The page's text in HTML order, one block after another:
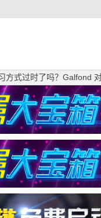
方式过时了吗？Galfond